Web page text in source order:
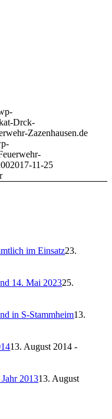
Drck-
Zazenhausen.de
2017-11-25
im Einsatz23.
14. Mai 202325.
in S-Stammheim13.
13. August 2014 -
201313. August